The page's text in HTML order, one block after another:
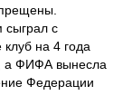
сыграл с
на 4 года
а ФИФА вынесла
Федерации